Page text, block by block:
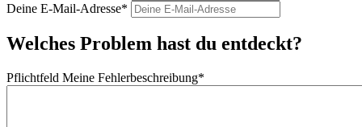
Deine E-Mail-Adresse*
Welches Problem hast du entdeckt?
Pflichtfeld Meine Fehlerbeschreibung*